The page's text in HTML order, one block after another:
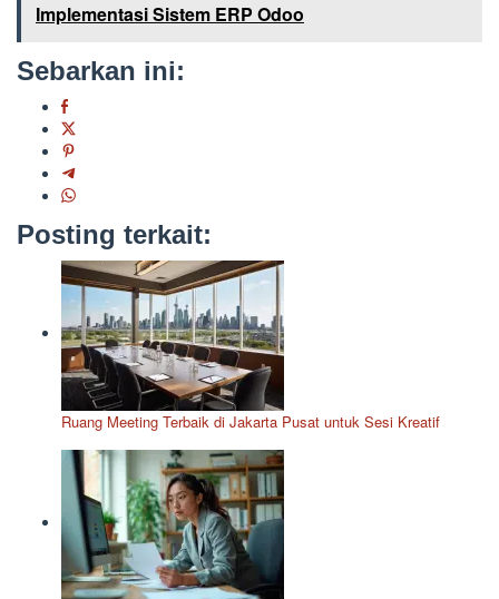
Implementasi Sistem ERP Odoo
Sebarkan ini:
Posting terkait:
Ruang Meeting Terbaik di Jakarta Pusat untuk Sesi Kreatif